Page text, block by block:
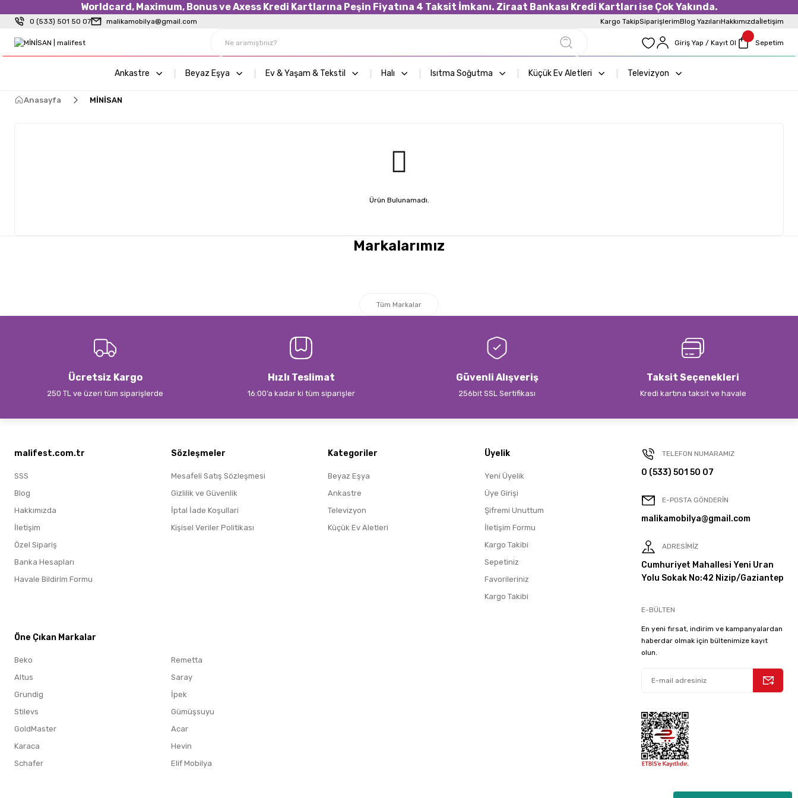
Worldcard, Maximum, Bonus ve Axess Kredi Kartlarına Peşin Fiyatına 4 Taksit İmkanı. Ziraat Bankası Kredi Kartları ise Çok Yakında.
0 (533) 501 50 07 malikamobilya@gmail.com Kargo TakipSiparişlerimBlog YazılarıHakkımızdaİletişim
Giriş Yap / Kayıt Ol Sepetim
Ankastre Beyaz Eşya Ev & Yaşam & Tekstil Halı Isıtma Soğutma Küçük Ev Aletleri Televizyon
Anasayfa MİNİSAN
Ürün Bulunamadı.
Markalarımız
Tüm Markalar
Ücretsiz Kargo
250 TL ve üzeri tüm siparişlerde
Hızlı Teslimat
16:00’a kadar ki tüm siparişler
Güvenli Alışveriş
256bit SSL Sertifikası
Taksit Seçenekleri
Kredi kartına taksit ve havale
malifest.com.tr
SSS
Blog
Hakkımızda
İletişim
Özel Sipariş
Banka Hesapları
Havale Bildirim Formu
Sözleşmeler
Mesafeli Satış Sözleşmesi
Gizlilik ve Güvenlik
İptal İade Koşullari
Kişisel Veriler Politikası
Kategoriler
Beyaz Eşya
Ankastre
Televizyon
Küçük Ev Aletleri
Üyelik
Yeni Üyelik
Üye Girişi
Şifremi Unuttum
İletişim Formu
Kargo Takibi
Sepetiniz
Favorileriniz
Kargo Takibi
Öne Çıkan Markalar
Beko
Altus
Grundig
Stilevs
GoldMaster
Karaca
Schafer
Remetta
Saray
İpek
Gümüşsuyu
Acar
Hevin
Elif Mobilya
TELEFON NUMARAMIZ
0 (533) 501 50 07
E-POSTA GÖNDERİN
malikamobilya@gmail.com
ADRESİMİZ
Cumhuriyet Mahallesi Yeni Uran
Yolu Sokak No:42 Nizip/Gaziantep
E-BÜLTEN
En yeni fırsat, indirim ve kampanyalardan
haberdar olmak için bültenimize kayıt
olun.